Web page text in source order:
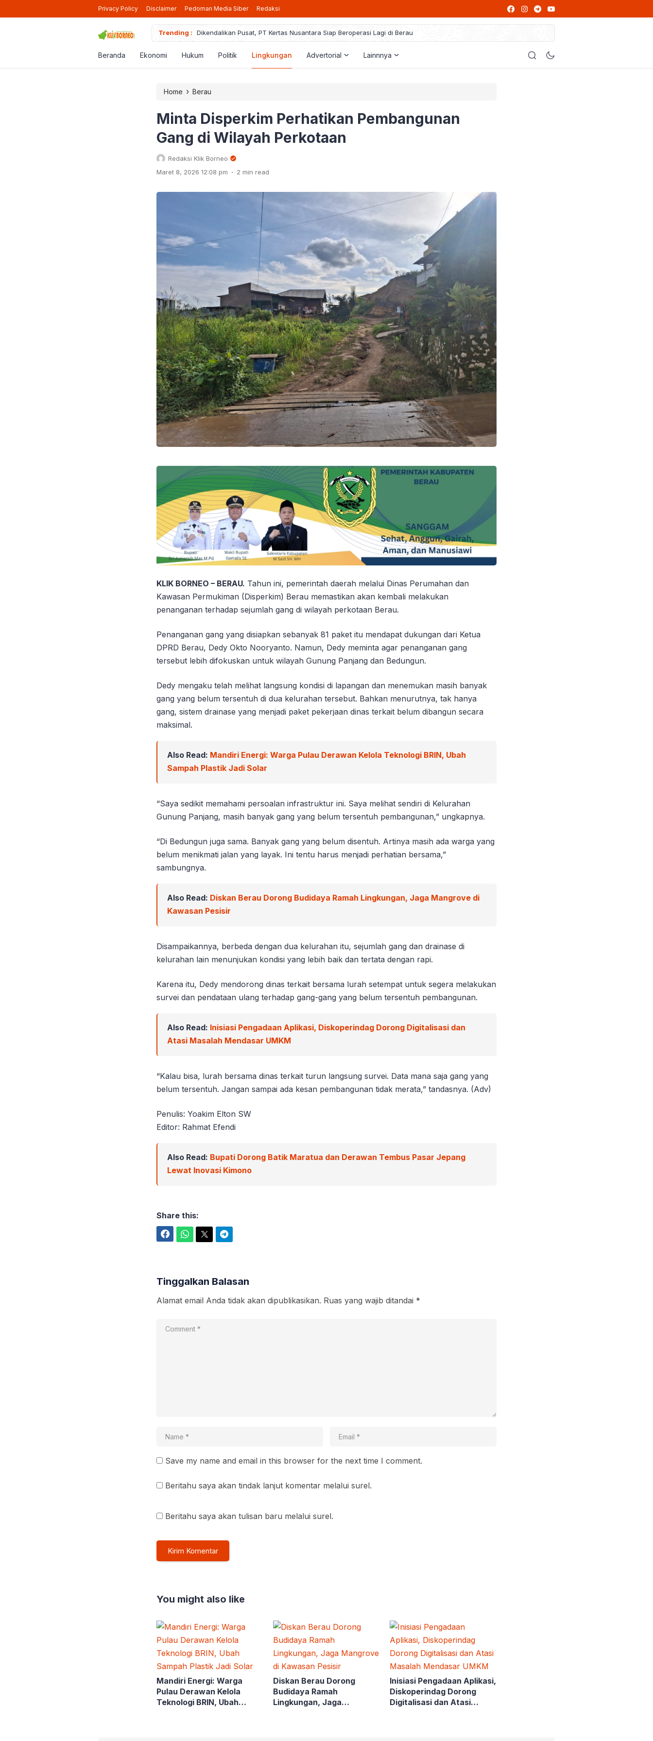
Privacy Policy Disclaimer Pedoman Media Siber Redaksi
Trending :
Dikendalikan Pusat, PT Kertas Nusantara Siap Beroperasi Lagi di Berau
Pendaftaran Beasiswa Berau Cerdas 2025 Resmi Dibuka, Berikut Pedoman yang Wajib Dibaca
Ikut Program PPG, Guru Honorer Bisa Jadi PPPK: BKPSDM Menanti Arahan Pusat
Beranda Ekonomi Hukum Politik Lingkungan Advertorial Lainnnya
Home › Berau
Minta Disperkim Perhatikan Pembangunan
Gang di Wilayah Perkotaan
Redaksi Klik Borneo
Maret 8, 2026 12:08 pm . 2 min read
KLIK BORNEO – BERAU. Tahun ini, pemerintah daerah melalui Dinas Perumahan dan
Kawasan Permukiman (Disperkim) Berau memastikan akan kembali melakukan
penanganan terhadap sejumlah gang di wilayah perkotaan Berau.
Penanganan gang yang disiapkan sebanyak 81 paket itu mendapat dukungan dari Ketua
DPRD Berau, Dedy Okto Nooryanto. Namun, Dedy meminta agar penanganan gang
tersebut lebih difokuskan untuk wilayah Gunung Panjang dan Bedungun.
Dedy mengaku telah melihat langsung kondisi di lapangan dan menemukan masih banyak
gang yang belum tersentuh di dua kelurahan tersebut. Bahkan menurutnya, tak hanya
gang, sistem drainase yang menjadi paket pekerjaan dinas terkait belum dibangun secara
maksimal.
Also Read: Mandiri Energi: Warga Pulau Derawan Kelola Teknologi BRIN, Ubah
Sampah Plastik Jadi Solar
“Saya sedikit memahami persoalan infrastruktur ini. Saya melihat sendiri di Kelurahan
Gunung Panjang, masih banyak gang yang belum tersentuh pembangunan,” ungkapnya.
“Di Bedungun juga sama. Banyak gang yang belum disentuh. Artinya masih ada warga yang
belum menikmati jalan yang layak. Ini tentu harus menjadi perhatian bersama,”
sambungnya.
Also Read: Diskan Berau Dorong Budidaya Ramah Lingkungan, Jaga Mangrove di
Kawasan Pesisir
Disampaikannya, berbeda dengan dua kelurahan itu, sejumlah gang dan drainase di
kelurahan lain menunjukan kondisi yang lebih baik dan tertata dengan rapi.
Karena itu, Dedy mendorong dinas terkait bersama lurah setempat untuk segera melakukan
survei dan pendataan ulang terhadap gang-gang yang belum tersentuh pembangunan.
Also Read: Inisiasi Pengadaan Aplikasi, Diskoperindag Dorong Digitalisasi dan
Atasi Masalah Mendasar UMKM
“Kalau bisa, lurah bersama dinas terkait turun langsung survei. Data mana saja gang yang
belum tersentuh. Jangan sampai ada kesan pembangunan tidak merata,” tandasnya. (Adv)
Penulis: Yoakim Elton SW
Editor: Rahmat Efendi
Also Read: Bupati Dorong Batik Maratua dan Derawan Tembus Pasar Jepang
Lewat Inovasi Kimono
Share this:
Tinggalkan Balasan
Alamat email Anda tidak akan dipublikasikan. Ruas yang wajib ditandai *
Save my name and email in this browser for the next time I comment.
Beritahu saya akan tindak lanjut komentar melalui surel.
Beritahu saya akan tulisan baru melalui surel.
You might also like
Mandiri Energi: Warga
Pulau Derawan Kelola
Teknologi BRIN, Ubah
Diskan Berau Dorong
Budidaya Ramah
Lingkungan, Jaga
Inisiasi Pengadaan Aplikasi,
Diskoperindag Dorong
Digitalisasi dan Atasi